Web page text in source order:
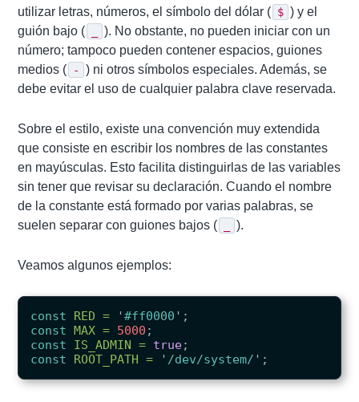
utilizar letras, números, el símbolo del dólar ( $ ) y el
guión bajo (
). No obstante, no pueden iniciar con un
número; tampoco pueden contener espacios, guiones
medios (
-
) ni otros símbolos especiales. Además, se
debe evitar el uso de cualquier palabra clave reservada.
Sobre el estilo, existe una convención muy extendida
que consiste en escribir los nombres de las constantes
en mayúsculas. Esto facilita distinguirlas de las variables
sin tener que revisar su declaración. Cuando el nombre
de la constante está formado por varias palabras, se
suelen separar con guiones bajos (
).
Veamos algunos ejemplos:
const RED = '#ff0000 ' ;
const MAX = 5000 ;
const
IS_ADMIN = true;
const
ROOT_PATH = ' /dev/system/ ' ;